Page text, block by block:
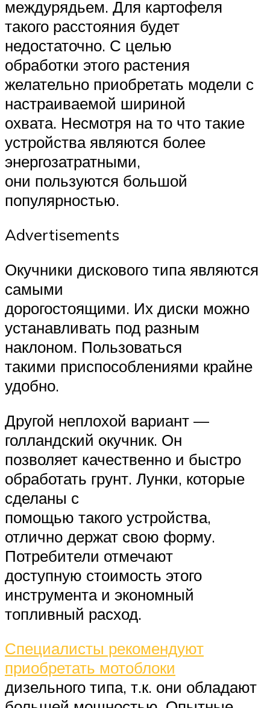
междурядьем. Для картофеля
такого расстояния будет
недостаточно. С целью
обработки этого растения
желательно приобретать модели с
настраиваемой шириной
охвата. Несмотря на то что такие
устройства являются более
энергозатратными,
они пользуются большой
популярностью.
Advertisements
Окучники дискового типа являются
самыми
дорогостоящими. Их диски можно
устанавливать под разным
наклоном. Пользоваться
такими приспособлениями крайне
удобно.
Другой неплохой вариант —
голландский окучник. Он
позволяет качественно и быстро
обработать грунт. Лунки, которые
сделаны с
помощью такого устройства,
отлично держат свою форму.
Потребители отмечают
доступную стоимость этого
инструмента и экономный
топливный расход.
Специалисты рекомендуют
приобретать мотоблоки
дизельного типа, т.к. они обладают